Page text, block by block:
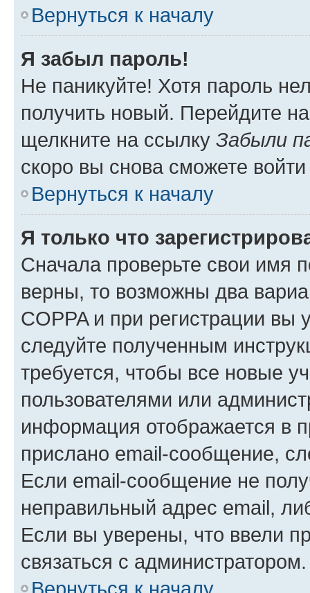
Вернуться к началу
Я забыл пароль!
Не паникуйте! Хотя пароль
получить новый. Перейдите
щелкните на ссылку Забыли
скоро вы снова сможете
Вернуться к началу
Я только что
Сначала проверьте свои имя
верны, то возможны два
COPPA и при регистрации вы
следуйте полученным
требуется, чтобы все новые
пользователями или
информация отображается в
прислано email-сообщение,
Если email-сообщение не
неправильный адрес email,
Если вы уверены, что ввели
связаться с администратором.
Вернуться к началу